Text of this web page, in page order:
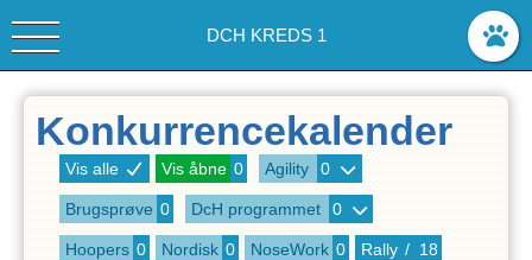
DCH KREDS 1
Konkurrencekalender
Vis alle Vis åbne 0 Agility 0
Brugsprøve 0 DcH programmet 0
Hoopers 0 Nordisk 0 NoseWork 0 Rally / 18